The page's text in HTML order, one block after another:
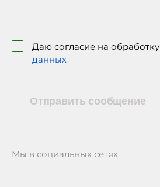
Мы в социальных сетях
Даю согласие на обработку
данных
Отправить сообщение